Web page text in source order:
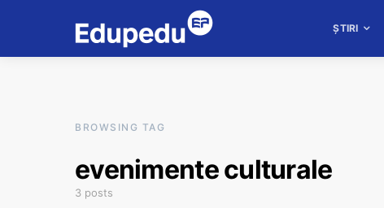
ȘTIRI
BROWSING TAG
evenimente culturale
3 posts